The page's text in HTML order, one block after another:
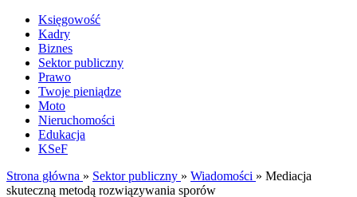
Księgowość
Kadry
Biznes
Sektor publiczny
Prawo
Twoje pieniądze
Moto
Nieruchomości
Edukacja
KSeF
Strona główna » Sektor publiczny » Wiadomości » Mediacja
skuteczną metodą rozwiązywania sporów